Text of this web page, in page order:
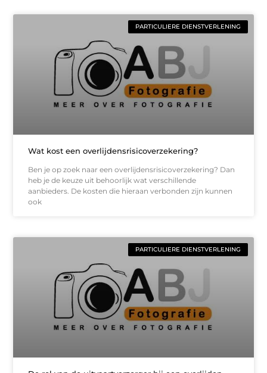
PARTICULIERE DIENSTVERLENING
Wat kost een overlijdensrisicoverzekering?
Ben je op zoek naar een overlijdensrisicoverzekering? Dan
heb je de keuze uit behoorlijk wat verschillende
aanbieders. De kosten die hieraan verbonden zijn kunnen
ook
PARTICULIERE DIENSTVERLENING